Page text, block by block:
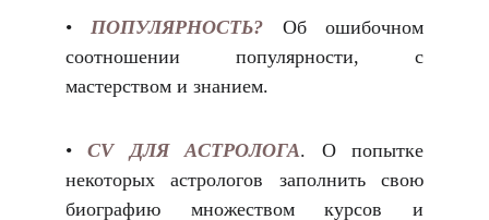
• ПОПУЛЯРНОСТЬ?
Об ошибочном
соотношении популярности, с
мастерством и знанием.
• CV ДЛЯ АСТРОЛОГА. О попытке
некоторых астрологов заполнить свою
биографию множеством курсов и